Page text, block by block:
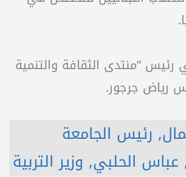
رئيس “منتدى الثقافة والتنمية
رياض جرجور.
, رئيس الجامعة
عباس الحلبي, وزير التربية